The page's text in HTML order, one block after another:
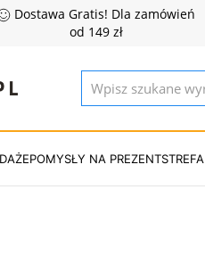
Dostawa Gratis! Dla zamówień
od 149 zł
POMYSŁY NA PREZENT